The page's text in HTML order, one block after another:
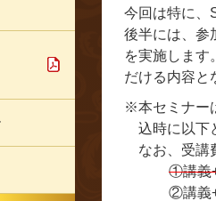
今回は特に、
後半には、参
を実施します
だける内容と
※本セミナー
込時に以下
なお、受
①講義
②講義